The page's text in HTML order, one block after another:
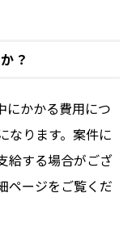
？
にかかる費用につ
なります。案件に
給する場合がござ
ページをご覧くだ